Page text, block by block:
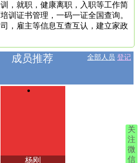
，就职，健康离职，入职等工作简
训证书管理，一码一证全国查询。
，雇主等信息互查互认，建立家政
成员推荐 全部人员 登记
杨刚
关
注
微
信